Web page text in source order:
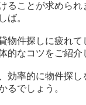
ることが求められ
ば。
物件探しに疲れ
的なコツをご紹介
効率的に物件探
るでしょう。